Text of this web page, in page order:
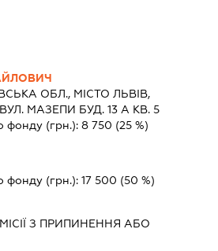
ОБЛ., МІСТО ЛЬВІВ,
МАЗЕПИ БУД. 13 А КВ. 5
фонду (грн.):8 750 (25 %)
фонду (грн.):17 500 (50 %)
З ПРИПИНЕННЯ АБО